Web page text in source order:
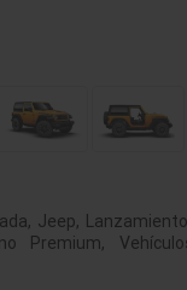
, Jeep,
Premium,